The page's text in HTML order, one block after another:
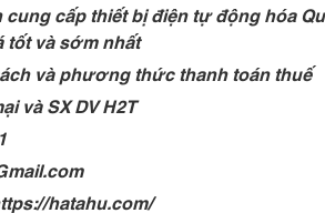
cung cấp thiết bị điện tự động hóa
và sớm nhất
và phương thức thanh toán thuế
và SX DV H2T
hatahu.com/